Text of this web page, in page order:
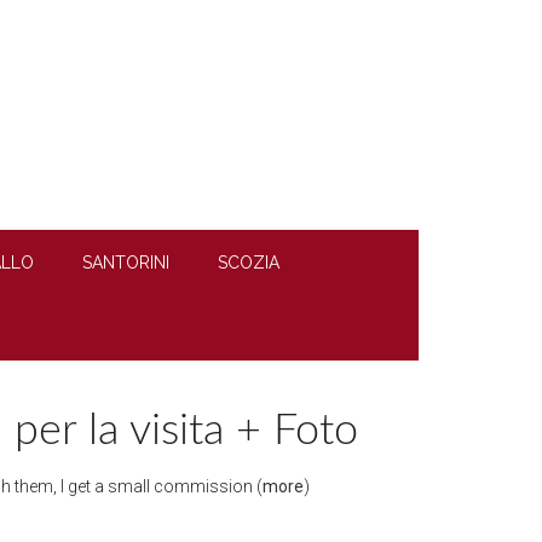
SANTORINI SCOZIA
la visita + Foto
them, I get a small commission (more)